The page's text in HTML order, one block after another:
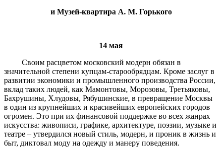
и Музей-квартира А. М. Горького
14 мая
Своим расцветом московский модерн обязан в
значительной степени купцам-старообрядцам. Кроме заслуг в
развитии экономики и промышленного производства России,
вклад таких людей, как Мамонтовы, Морозовы, Третьяковы,
Бахрушины, Хлудовы, Рябушинские, в превращение Москвы
в один из крупнейших и красивейших европейских городов
огромен. Это при их финансовой поддержке во всех жанрах
искусства: живописи, графике, архитектуре, поэзии, музыке и
театре – утвердился новый стиль, модерн, и проник в жизнь и
быт, диктовал моду на одежду и манеру поведения.